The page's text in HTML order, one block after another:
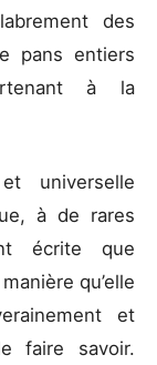
des
pans entiers
à la
universelle
à de rares
écrite que
qu’elle
et
faire savoir.